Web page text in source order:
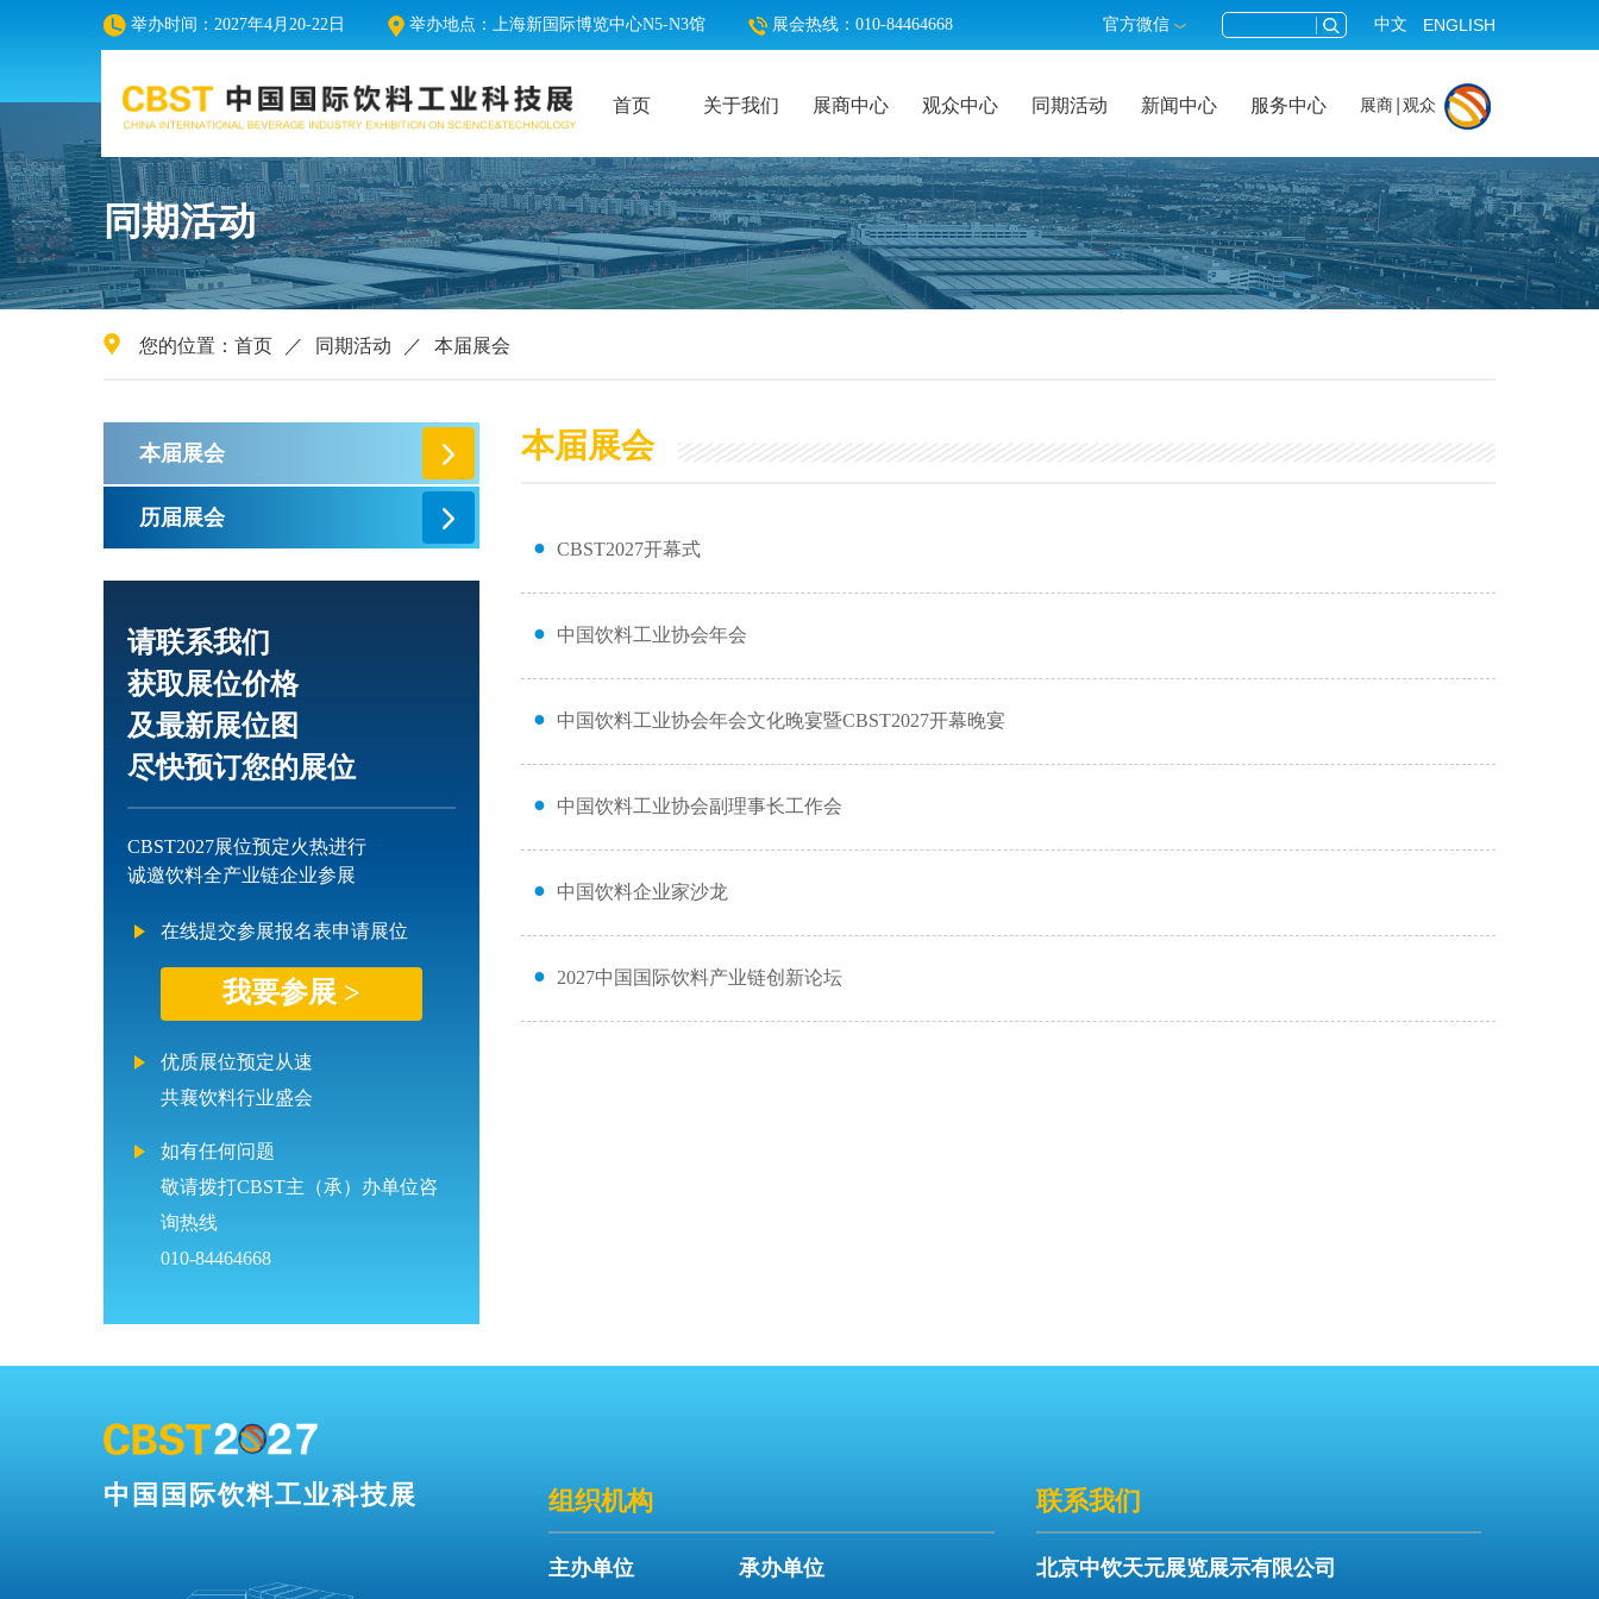
官方微信 中文 ENGLISH
举办时间：2027年4月20-22日 举办地点：上海新国际博览中心N5-N3馆 展会热线：010-84464668
首页 关于我们 展商中心 观众中心 同期活动 新闻中心 服务中心 展商 观众
同期活动
您的位置： 首页 ／ 同期活动 ／ 本届展会
本届展会
历届展会
请联系我们
获取展位价格
及最新展位图
尽快预订您的展位
CBST2027展位预定火热进行
诚邀饮料全产业链企业参展
在线提交参展报名表申请展位
我要参展 >
优质展位预定从速
共襄饮料行业盛会
如有任何问题
敬请拨打CBST主（承）办单位咨
询热线
010-84464668
本届展会
● CBST2027开幕式
● 中国饮料工业协会年会
● 中国饮料工业协会年会文化晚宴暨CBST2027开幕晚宴
● 中国饮料工业协会副理事长工作会
● 中国饮料企业家沙龙
● 2027中国国际饮料产业链创新论坛
中国国际饮料工业科技展 组织机构
主办单位 承办单位
联系我们
北京中饮天元展览展示有限公司